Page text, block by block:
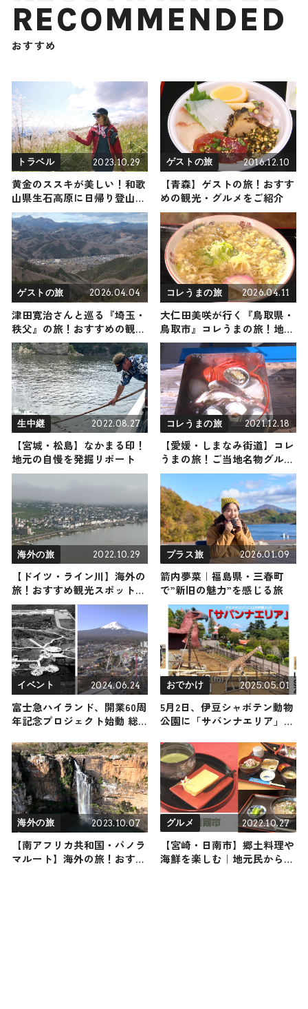
RECOMMENDED
おすすめ
トラベル 2023.10.29
黄金のススキが美しい！和歌
山県生石高原に日帰り登山
（登山で頂きメシ！コラボ企
画）
ゲストの旅 2016.12.10
【青森】ゲストの旅！おすす
めの観光・グルメをご紹介
ゲストの旅 2026.04.04
津田寛治さんと巡る『埼玉・
秩父』の旅！おすすめの観
光・グルメをご紹介 2026年4
月4日放送
コレうまの旅 2026.04.11
大仁田美咲が行く『鳥取県・
鳥取市』コレうまの旅！地元
の人おすすめのご当地名物グ
ルメ4選 2026年4月11日放送
生中継 2022.08.27
【宮城・松島】なかまる印！
地元の自慢を発掘リポート
コレうまの旅 2021.12.18
【愛媛・しまなみ街道】コレ
うまの旅！ご当地名物グルメ
をお届け
海外の旅 2022.10.29
【ドイツ・ライン川】海外の
旅！おすすめ観光スポットや
グルメをリポート
プラス旅 2026.01.09
箭内夢菜｜福島県・三春町
で”新旧の魅力”を感じる旅
イベント 2024.06.24
富士急ハイランド、開業60周
年記念プロジェクト始動 総
会がドローンショーと初コラ
ボも
おでかけ 2025.05.01
5月2日、伊豆シャボテン動物
公園に「サバンナエリア」誕
ントも！
海外の旅 2023.10.07
【南アフリカ共和国・パノラ
マルート】海外の旅！おすす
グルメ 2022.10.27
【宮崎・日南市】郷土料理や
海鮮を楽しむ｜地元民から人